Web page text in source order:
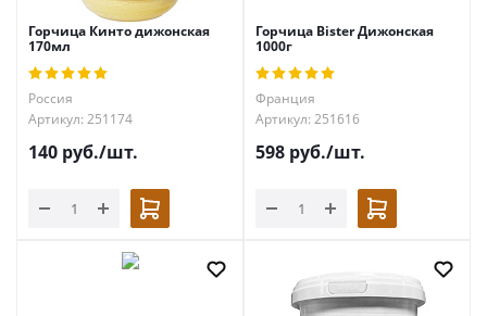
Горчица Кинто дижонская
170мл
Россия
Артикул: 251174
140 руб./шт.
Горчица Bister Дижонская
1000г
Франция
Артикул: 251616
598 руб./шт.